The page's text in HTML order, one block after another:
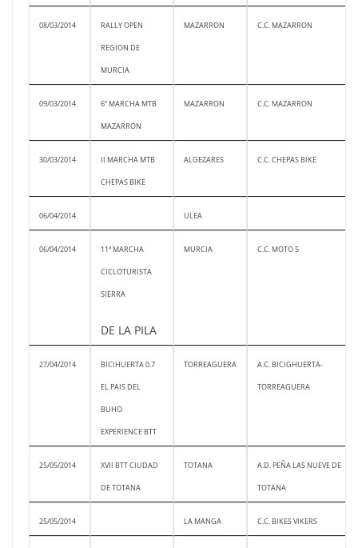
08/03/2014 RALLY OPEN
REGION DE
MURCIA
MAZARRON C.C. MAZARRON
09/03/2014 6º MARCHA MTB
MAZARRON
MAZARRON C.C. MAZARRON
30/03/2014 II MARCHA MTB
CHEPAS BIKE
ALGEZARES C.C. CHEPAS BIKE
06/04/2014 ULEA
06/04/2014 11ª MARCHA
CICLOTURISTA
SIERRA
DE LA PILA
MURCIA C.C. MOTO 5
27/04/2014 BICIHUERTA 0.7
EL PAIS DEL
BUHO
EXPERIENCE BTT
TORREAGUERA A.C. BICIGHUERTA-
TORREAGUERA
25/05/2014 XVII BTT CIUDAD
DE TOTANA
TOTANA A.D. PEÑA LAS NUEVE DE
TOTANA
25/05/2014 LA MANGA C.C. BIKES VIKERS